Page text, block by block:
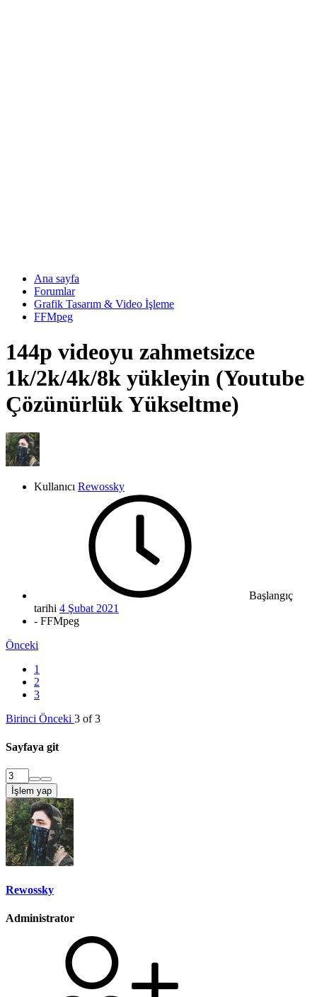
Ana sayfa
Forumlar
Grafik Tasarım & Video İşleme
FFMpeg
144p videoyu zahmetsizce
1k/2k/4k/8k yükleyin (Youtube
Çözünürlük Yükseltme)
Kullanıcı Rewossky
Başlangıç
tarihi 4 Şubat 2021
- FFMpeg
Önceki
1
2
3
Birinci Önceki 3 of 3
Sayfaya git
İşlem yap
Rewossky
Administrator